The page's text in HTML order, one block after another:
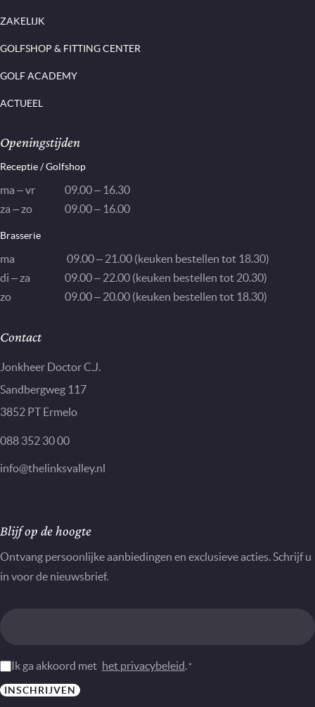
ZAKELIJK
GOLFSHOP & FITTING CENTER
GOLF ACADEMY
ACTUEEL
Openingstijden
Receptie / Golfshop
ma – vr
09.00 – 16.30
za – zo
09.00 – 16.00
Brasserie
ma
09.00 – 21.00 (keuken bestellen tot 18.30)
di – za
09.00 – 22.00 (keuken bestellen tot 20.30)
zo
09.00 – 20.00 (keuken bestellen tot 18.30)
Contact
Jonkheer Doctor C.J.
Sandbergweg 117
3852 PT Ermelo
088 352 30 00
info@thelinksvalley.nl
Nieuwsbrief
Blijf op de hoogte
Ontvang persoonlijke aanbiedingen en exclusieve acties. Schrijf u
in voor de nieuwsbrief.
Instemming
*
Ik ga akkoord met het privacybeleid. *
INSCHRIJVEN